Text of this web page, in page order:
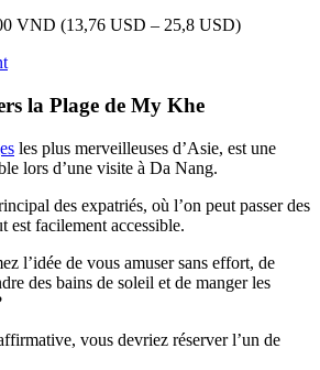
VND (13,76 USD – 25,8 USD)
la Plage de My Khe
les plus merveilleuses d’Asie, est une
lors d’une visite à Da Nang.
des expatriés, où l’on peut passer des
est facilement accessible.
l’idée de vous amuser sans effort, de
des bains de soleil et de manger les
vous devriez réserver l’un de